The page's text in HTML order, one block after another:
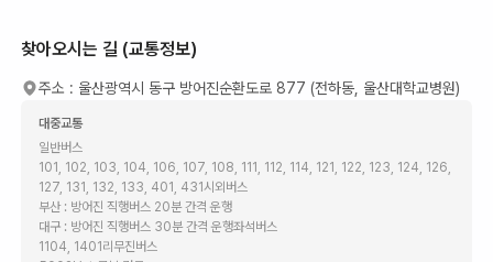
찾아오시는 길 (교통정보)
주소 : 울산광역시 동구 방어진순환도로 877 (전하동, 울산대학교병원)
대중교통
일반버스
101, 102, 103, 104, 106, 107, 108, 111, 112, 114, 121, 122, 123, 124, 126,
127, 131, 132, 133, 401, 431시외버스
부산 : 방어진 직행버스 20분 간격 운행
대구 : 방어진 직행버스 30분 간격 운행좌석버스
1104, 1401리무진버스